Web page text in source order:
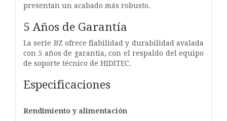
presentan un acabado más robusto.
5 Años de Garantía
La serie BZ ofrece fiabilidad y durabilidad avalada
con 5 años de garantía, con el respaldo del equipo
de soporte técnico de HIDITEC.
Especificaciones
Rendimiento y alimentación